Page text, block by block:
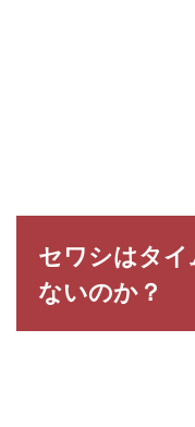
セワシはタ
ないのか？